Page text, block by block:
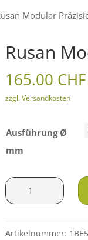
Modular
Rusan
165.00 CHF
zzgl. Versandkosten
Ausführung Ø
mm
Rusan
Modular
Menge
Artikelnummer: